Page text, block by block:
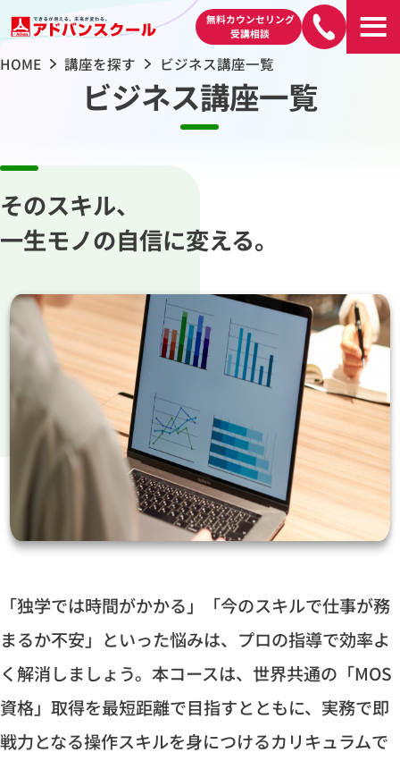
無料カウンセリング
受講相談
HOME 講座を探す ビジネス講座一覧
ビジネス講座一覧
そのスキル、
一生モノの自信に変える。
「独学では時間がかかる」「今のスキルで仕事が務
まるか不安」といった悩みは、プロの指導で効率よ
く解消しましょう。本コースは、世界共通の「MOS
資格」取得を最短距離で目指すとともに、実務で即
戦力となる操作スキルを身につけるカリキュラムで